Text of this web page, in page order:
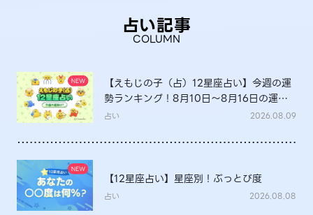
占い記事
COLUMN
【えもじの子（占）12星座占い】今週の運
勢ランキング！8月10日～8月16日の運勢
は？
占い 2026.08.09
【12星座占い】星座別！ぶっとび度
占い 2026.08.08